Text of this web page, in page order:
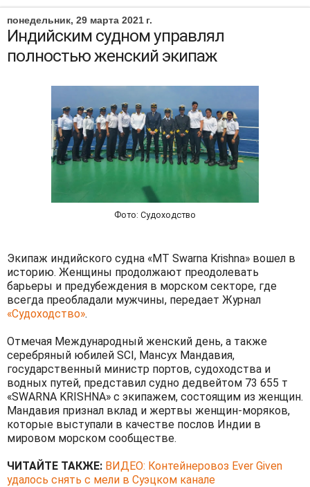
понедельник, 29 марта 2021 г.
Индийским судном управлял
полностью женский экипаж
Фото: Судоходство
Экипаж индийского судна «MT Swarna Krishna» вошел в
историю. Женщины продолжают преодолевать
барьеры и предубеждения в морском секторе, где
всегда преобладали мужчины, передает Журнал
«Судоходство».
Отмечая Международный женский день, а также
серебряный юбилей SCI, Мансух Мандавия,
государственный министр портов, судоходства и
водных путей, представил судно дедвейтом 73 655 т
«SWARNA KRISHNA» с экипажем, состоящим из женщин.
Мандавия признал вклад и жертвы женщин-моряков,
которые выступали в качестве послов Индии в
мировом морском сообществе.
ЧИТАЙТЕ ТАКЖЕ: ВИДЕО: Контейнеровоз Ever Given
удалось снять с мели в Суэцком канале